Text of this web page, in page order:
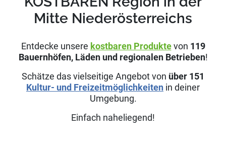
Mitte Niederösterreichs
Entdecke unsere kostbaren Produktevon 119
Bauernhöfen, Läden und regionalen Betrieben!
Schätze das vielseitige Angebot von über 151
Kultur- und Freizeitmöglichkeiten in deiner
Umgebung.
Einfach naheliegend!